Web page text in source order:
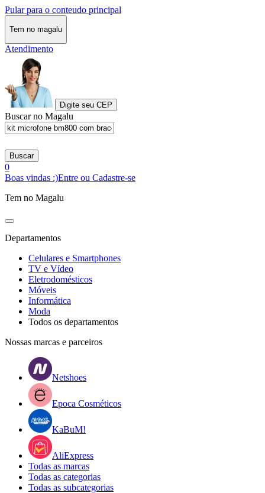
Pular para o conteudo principal
Tem no magalu
Atendimento
Digite seu CEP
Buscar no Magalu
Buscar
0
Boas vindas :)Entre ou Cadastre-se
Tem no Magalu
Departamentos
Celulares e Smartphones
TV e Vídeo
Eletrodomésticos
Móveis
Informática
Moda
Todos os departamentos
Nossas marcas e parceiros
Netshoes
Epoca Cosméticos
KaBuM!
AliExpress
Todas as marcas
Todas as categorias
Todas as subcategorias